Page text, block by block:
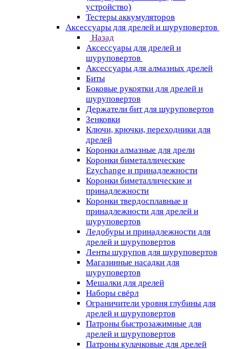
устройство)
Тестеры аккумуляторов
Аксессуары для дрелей и шуруповертов
Назад
Аксессуары для дрелей и
шуруповертов
Аксессуары для алмазных дрелей
Биты
Боковые рукоятки для дрелей и
шуруповертов
Держатели бит для шуруповертов
Зенковки
Ключи, крючки, переходники для
дрелей
Коронки алмазные для дрели
Коронки биметаллические
Ezychange и принадлежности
Коронки биметаллические и
принадлежности
Коронки твердосплавные и
принадлежности для дрелей и
шуруповертов
Ледобуры и принадлежности для
дрелей и шуруповертов
Ленты шурупов для шуруповертов
Магазинные насадки для
шуруповертов
Мешалки для дрелей
Наборы свёрл
Ограничители уровня глубины для
дрелей и шуруповертов
Патроны быстрозажимные для
дрелей и шуруповертов
Патроны кулачковые для дрелей